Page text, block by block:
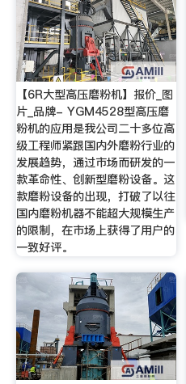
【6R大型高压磨粉机】报价_图
片_品牌- YGM4528型高压磨
粉机的应用是我公司二十多位高
级工程师紧跟国内外磨粉行业的
发展趋势，通过市场而研发的一
款革命性、创新型磨粉设备。这
款磨粉设备的出现，打破了以往
国内磨粉机器不能超大规模生产
的限制，在市场上获得了用户的
一致好评。